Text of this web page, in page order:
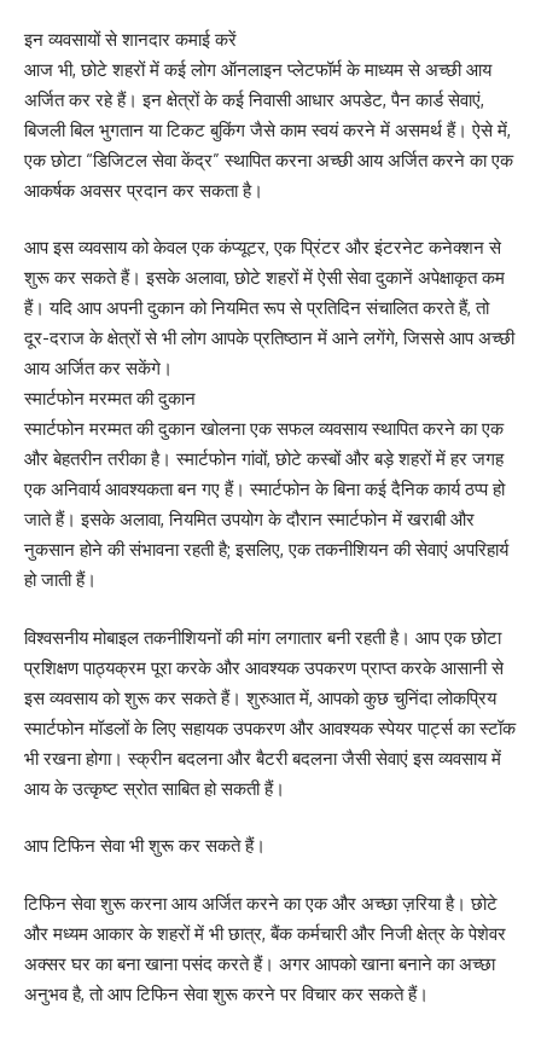
इन व्यवसायों से शानदार कमाई करें
आज भी, छोटे शहरों में कई लोग ऑनलाइन प्लेटफॉर्म के माध्यम से अच्छी आय
अर्जित कर रहे हैं। इन क्षेत्रों के कई निवासी आधार अपडेट, पैन कार्ड सेवाएं,
बिजली बिल भुगतान या टिकट बुकिंग जैसे काम स्वयं करने में असमर्थ हैं। ऐसे में,
एक छोटा “डिजिटल सेवा केंद्र” स्थापित करना अच्छी आय अर्जित करने का एक
आकर्षक अवसर प्रदान कर सकता है।
आप इस व्यवसाय को केवल एक कंप्यूटर, एक प्रिंटर और इंटरनेट कनेक्शन से
शुरू कर सकते हैं। इसके अलावा, छोटे शहरों में ऐसी सेवा दुकानें अपेक्षाकृत कम
हैं। यदि आप अपनी दुकान को नियमित रूप से प्रतिदिन संचालित करते हैं, तो
दूर-दराज के क्षेत्रों से भी लोग आपके प्रतिष्ठान में आने लगेंगे, जिससे आप अच्छी
आय अर्जित कर सकेंगे।
स्मार्टफोन मरम्मत की दुकान
स्मार्टफोन मरम्मत की दुकान खोलना एक सफल व्यवसाय स्थापित करने का एक
और बेहतरीन तरीका है। स्मार्टफोन गांवों, छोटे कस्बों और बड़े शहरों में हर जगह
एक अनिवार्य आवश्यकता बन गए हैं। स्मार्टफोन के बिना कई दैनिक कार्य ठप्प हो
जाते हैं। इसके अलावा, नियमित उपयोग के दौरान स्मार्टफोन में खराबी और
नुकसान होने की संभावना रहती है; इसलिए, एक तकनीशियन की सेवाएं अपरिहार्य
हो जाती हैं।
विश्वसनीय मोबाइल तकनीशियनों की मांग लगातार बनी रहती है। आप एक छोटा
प्रशिक्षण पाठ्यक्रम पूरा करके और आवश्यक उपकरण प्राप्त करके आसानी से
इस व्यवसाय को शुरू कर सकते हैं। शुरुआत में, आपको कुछ चुनिंदा लोकप्रिय
स्मार्टफोन मॉडलों के लिए सहायक उपकरण और आवश्यक स्पेयर पार्ट्स का स्टॉक
भी रखना होगा। स्क्रीन बदलना और बैटरी बदलना जैसी सेवाएं इस व्यवसाय में
आय के उत्कृष्ट स्रोत साबित हो सकती हैं।
आप टिफिन सेवा भी शुरू कर सकते हैं।
टिफिन सेवा शुरू करना आय अर्जित करने का एक और अच्छा ज़रिया है। छोटे
और मध्यम आकार के शहरों में भी छात्र, बैंक कर्मचारी और निजी क्षेत्र के पेशेवर
अक्सर घर का बना खाना पसंद करते हैं। अगर आपको खाना बनाने का अच्छा
अनुभव है, तो आप टिफिन सेवा शुरू करने पर विचार कर सकते हैं।